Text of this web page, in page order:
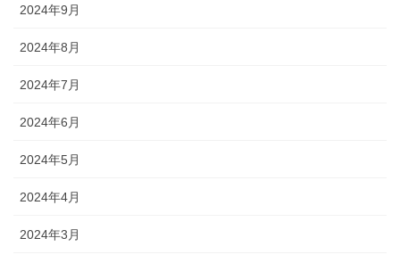
2024年9月
2024年8月
2024年7月
2024年6月
2024年5月
2024年4月
2024年3月